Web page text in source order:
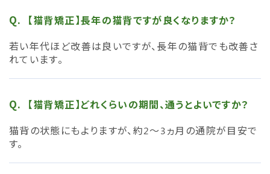
【猫背矯正】長年の猫背ですが良くなりますか？
若い年代ほど改善は良いですが、長年の猫背でも改善さ
れています。
【猫背矯正】どれくらいの期間、通うとよいですか？
猫背の状態にもよりますが、約2～3ヵ月の通院が目安で
す。